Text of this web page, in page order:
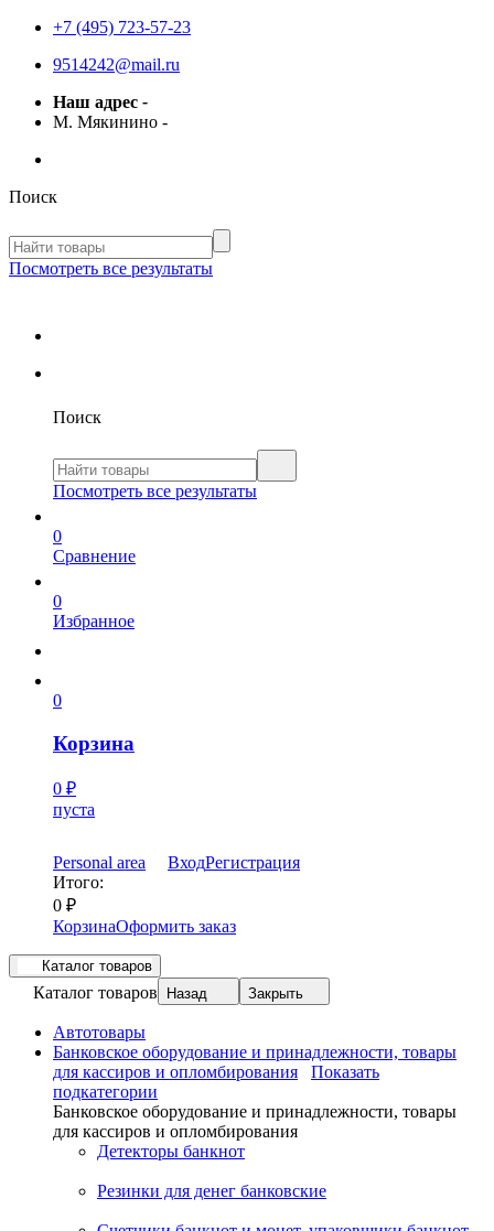
+7 (495) 723-57-23
9514242@mail.ru
Наш адрес -
М. Мякинино -
Поиск
Посмотреть все результаты
Поиск
Посмотреть все результаты
0
Сравнение
0
Избранное
0
Корзина
0 ₽
пуста
Personal area ВходРегистрация
Итого:
0 ₽
КорзинаОформить заказ
Каталог товаров
Каталог товаров Назад Закрыть
Автотовары
Банковское оборудование и принадлежности, товары
для кассиров и опломбирования
Показать
подкатегории
Банковское оборудование и принадлежности, товары
для кассиров и опломбирования
Детекторы банкнот
Резинки для денег банковские